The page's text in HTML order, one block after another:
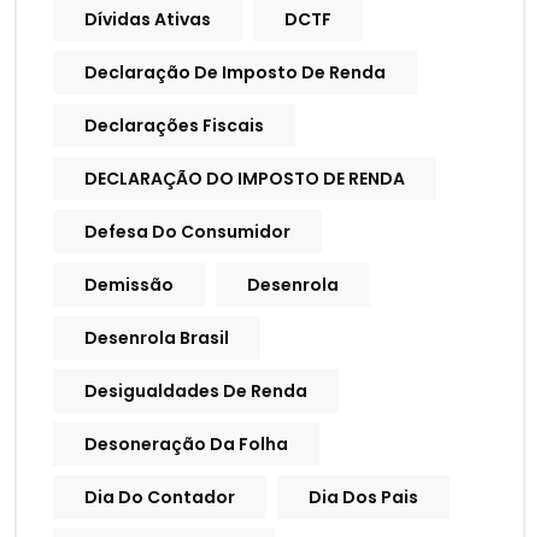
Dívidas Ativas DCTF
Declaração De Imposto De Renda
Declarações Fiscais
DECLARAÇÃO DO IMPOSTO DE RENDA
Defesa Do Consumidor
Demissão Desenrola
Desenrola Brasil
Desigualdades De Renda
Desoneração Da Folha
Dia Do Contador Dia Dos Pais